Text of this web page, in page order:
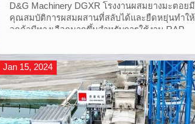
D&G Machinery DGXR โรงงานผสมยางมะตอยมี
คุณสมบัติการผสมผสานที่สลับได้และยืดหยุ่นทําให้
ลูกค้ามีทางเลือกมากขึ้นสําหรับการใช้งาน RAP
Jan 15, 2024